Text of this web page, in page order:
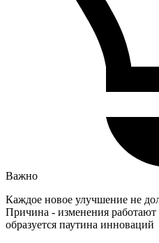
Важно
Каждое новое улучшение не
Причина - изменения работают
образуется паутина инноваций